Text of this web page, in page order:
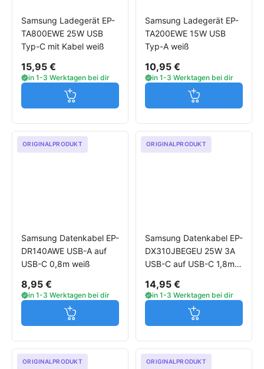
Samsung Ladegerät EP-
TA800EWE 25W USB
Typ-C mit Kabel weiß
15,95 €
in 1-3 Werktagen bei dir
Jetzt in den Warenkorb
Samsung Ladegerät EP-
TA200EWE 15W USB
Typ-A weiß
10,95 €
in 1-3 Werktagen bei dir
Jetzt in den
ORIGINALPRODUKT
Samsung Datenkabel EP-
DR140AWE USB-A auf
USB-C 0,8m weiß
8,95 €
in 1-3 Werktagen bei dir
Jetzt in den Warenkorb
ORIGINALPRODUKT
Samsung Datenkabel EP-
DX310JBEGEU 25W 3A
USB-C auf USB-C 1,8m
14,95 €
in 1-3 Werktagen bei dir
Jetzt in den
ORIGINALPRODUKT ORIGINALPRODUKT